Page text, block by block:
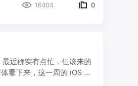
16404 0
近确实有点忙，但该来的
看下来，这一周的 iOS 影